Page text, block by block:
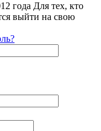
года Для тех, кто
выйти на свою